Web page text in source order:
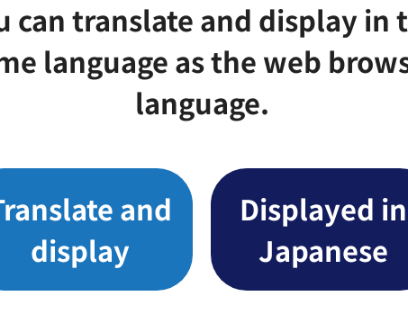
can translate and display in
language as the web
language.
and
display
Displayed in
Japanese